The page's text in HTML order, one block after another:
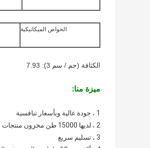
الخواص الميكانيكية
الكثافة (جم / سم 3): 7.93
ميزة منا:
1 ، جودة عالية وبأسعار تنافسية
2 ، لديها 15000 طن مخزون منتجات الفولاذ المقاوم للصدأ
3 ، تسليم سريع